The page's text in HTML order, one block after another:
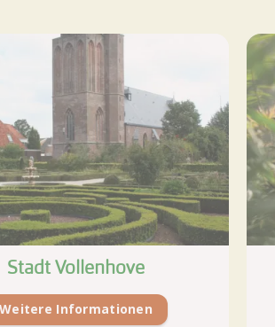
Stadt Vollenhove
Weitere Informationen